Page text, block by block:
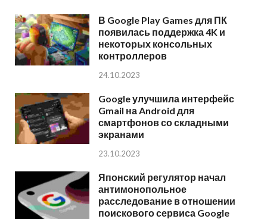
В Google Play Games для ПК
появилась поддержка 4K и
некоторых консольных
контроллеров
24.10.2023
Google улучшила интерфейс
Gmail на Android для
смартфонов со складными
экранами
23.10.2023
Японский регулятор начал
антимонопольное
расследование в отношении
поискового сервиса Google